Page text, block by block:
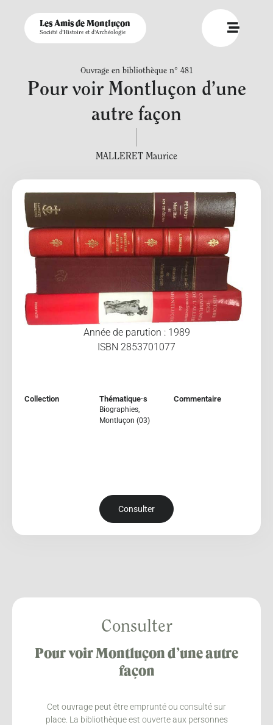
Les Amis de Montluçon
Société d'Histoire et d'Archéologie
Ouvrage en bibliothèque n° 481
Pour voir Montluçon d’une
autre façon
MALLERET Maurice
Année de parution : 1989
ISBN 2853701077
Collection Thématique·s
Biographies,
Montluçon (03)
Commentaire
Consulter
Consulter
Pour voir Montluçon d’une autre
façon
Cet ouvrage peut être emprunté ou consulté sur
place. La bibliothèque est ouverte aux personnes